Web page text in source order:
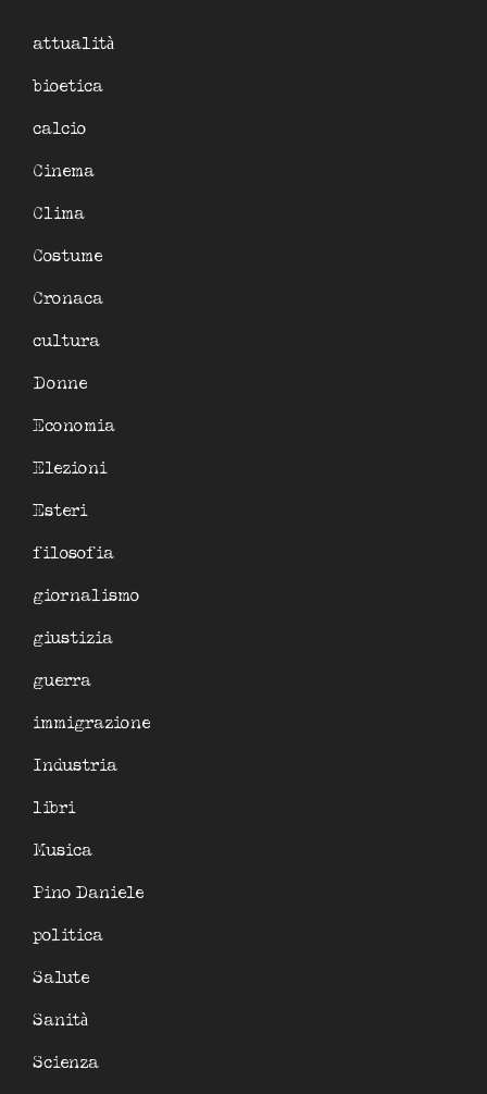
attualità
bioetica
calcio
Cinema
Clima
Costume
Cronaca
cultura
Donne
Economia
Elezioni
Esteri
filosofia
giornalismo
giustizia
guerra
immigrazione
Industria
libri
Musica
Pino Daniele
politica
Salute
Sanità
Scienza